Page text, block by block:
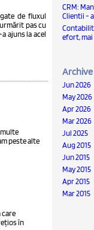
de fluxul
pas cu
ajuns la acel
peste alte
care
în
CRM:
Clientii -
efort,
Archive
Jun 2026
May 2026
Apr 2026
Mar 2026
Jul 2025
Aug 2015
Jun 2015
May 2015
Apr 2015
Mar 2015